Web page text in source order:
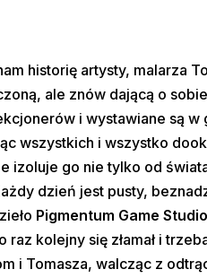
historię artysty, malarza
ale znów dającą o
i wystawiane są
wszystkich i wszystko
izoluje go nie tylko od
dzień jest pusty,
Pigmentum Game Studio
raz kolejny się złamał i
i Tomasza, walcząc z